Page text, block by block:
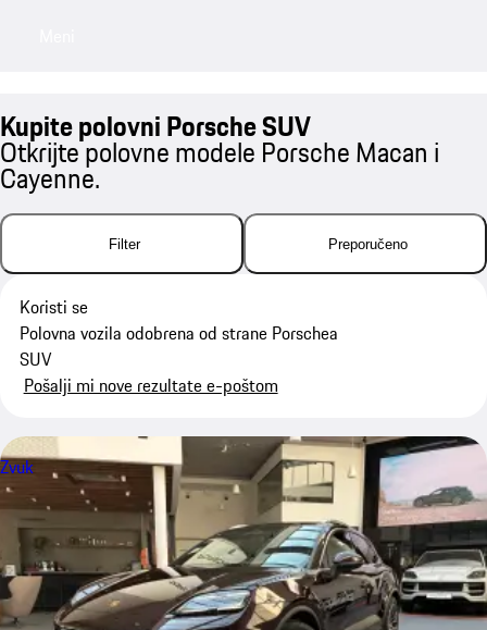
Kupite polovni Porsche SUV
Otkrijte polovne modele Porsche Macan i
Cayenne.
Filter Preporučeno
Koristi se
Polovna vozila odobrena od strane Porschea
SUV
Pošalji mi nove rezultate e-poštom
Zvuk